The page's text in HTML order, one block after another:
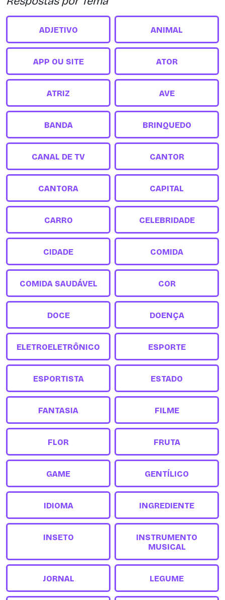
ADJETIVO ANIMAL
APP OU SITE ATOR
ATRIZ AVE
BANDA BRINQUEDO
CANAL DE TV CANTOR
CANTORA CAPITAL
CARRO CELEBRIDADE
CIDADE COMIDA
COMIDA SAUDÁVEL COR
DOCE DOENÇA
ELETROELETRÔNICO ESPORTE
ESPORTISTA ESTADO
FANTASIA FILME
FLOR FRUTA
GAME GENTÍLICO
IDIOMA INGREDIENTE
INSETO
INSTRUMENTO
MUSICAL
JORNAL LEGUME